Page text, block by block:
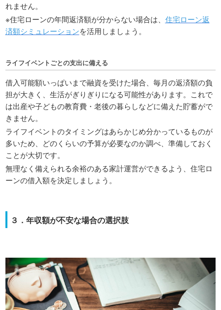
れません。
※住宅ローンの年間返済額が分からない場合は、 住宅ローン返
済額シミュレーションを活用しましょう。
ライフイベントごとの支出に備える
借入可能額いっぱいまで融資を受けた場合、毎月の返済額の負
担が大きく、生活がぎりぎりになる可能性があります。これで
は出産や子どもの教育費・老後の暮らしなどに備えた貯蓄がで
きません。
ライフイベントのタイミングはあらかじめ分かっているものが
多いため、どのくらいの予算が必要なのか調べ、準備しておく
ことが大切です。
無理なく備えられる余裕のある家計運営ができるよう、住宅ロ
ーンの借入額を決定しましょう。
３．年収額が不安な場合の選択肢